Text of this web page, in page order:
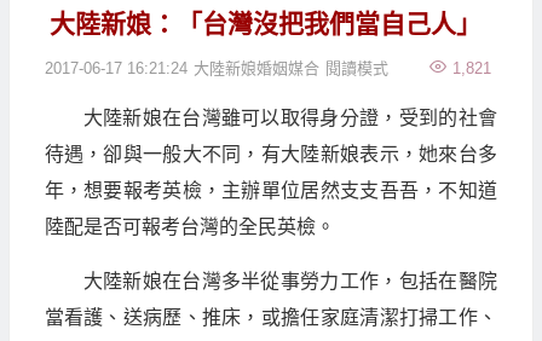
大陸新娘：「台灣沒把我們當自己人」
2017-06-17 16:21:24 大陸新娘婚姻媒合 1,821
閱讀模式
大陸新娘在台灣雖可以取得身分證，受到的社會
待遇，卻與一般大不同，有大陸新娘表示，她來台多
年，想要報考英檢，主辦單位居然支支吾吾，不知道
陸配是否可報考台灣的全民英檢。
大陸新娘在台灣多半從事勞力工作，包括在醫院
當看護、送病歷、推床，或擔任家庭清潔打掃工作、